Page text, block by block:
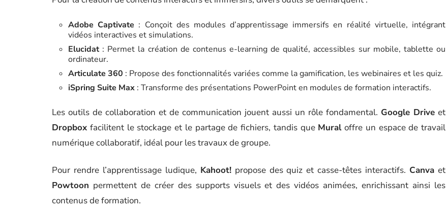
Adobe Captivate : Conçoit des modules d’apprentissage immersifs en réalité virtuelle, intégrant
vidéos interactives et simulations.
Elucidat : Permet la création de contenus e-learning de qualité, accessibles sur mobile, tablette ou
ordinateur.
Articulate 360 : Propose des fonctionnalités variées comme la gamification, les webinaires et les quiz.
iSpring Suite Max : Transforme des présentations PowerPoint en modules de formation interactifs.
Les outils de collaboration et de communication jouent aussi un rôle fondamental. Google Drive et
Dropbox facilitent le stockage et le partage de fichiers, tandis que Muraloffre un espace de travail
numérique collaboratif, idéal pour les travaux de groupe.
Pour rendre l’apprentissage ludique, Kahoot!propose des quiz et casse-têtes interactifs. Canva et
Powtoon permettent de créer des supports visuels et des vidéos animées, enrichissant ainsi les
contenus de formation.